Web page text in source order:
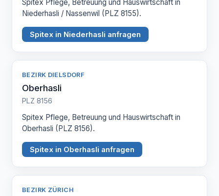
Spitex Pflege, Betreuung und Hauswirtschaft in
Niederhasli / Nassenwil (PLZ 8155).
Spitex in Niederhasli anfragen
BEZIRK DIELSDORF
Oberhasli
PLZ 8156
Spitex Pflege, Betreuung und Hauswirtschaft in
Oberhasli (PLZ 8156).
Spitex in Oberhasli anfragen
BEZIRK ZÜRICH